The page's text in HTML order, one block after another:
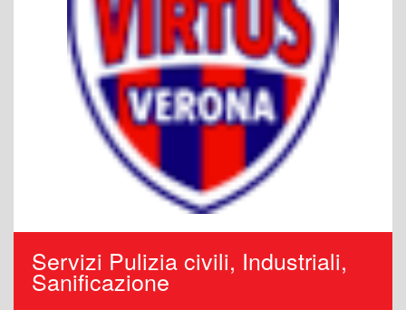
Servizi Pulizia civili, Industriali,
Sanificazione